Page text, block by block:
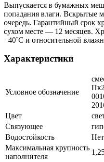
Выпускается в бумажных
попадания влаги. Вскрытые
очередь. Гарантийный срок
сухом месте — 12 месяцев.
+40˚С и относительной
Характеристики
Условное обозначение
Цвет
Связующее
Водостойкость
Нет
Максимальная крупность
наполнителя